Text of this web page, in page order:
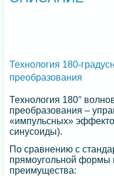
Технология 180-
преобразования
Технология 180°
преобразования –
«импульсных»
синусоиды).
По сравнению с
прямоугольной формы
преимущества: